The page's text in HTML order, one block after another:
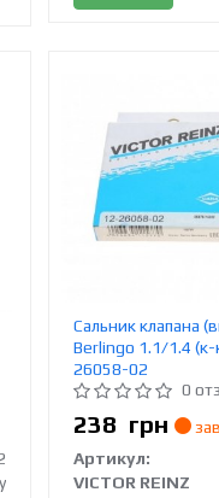
Сальник клапана
Berlingo 1.1/1.4
26058-02
0
238 грн
Артикул:
VICTOR REINZ